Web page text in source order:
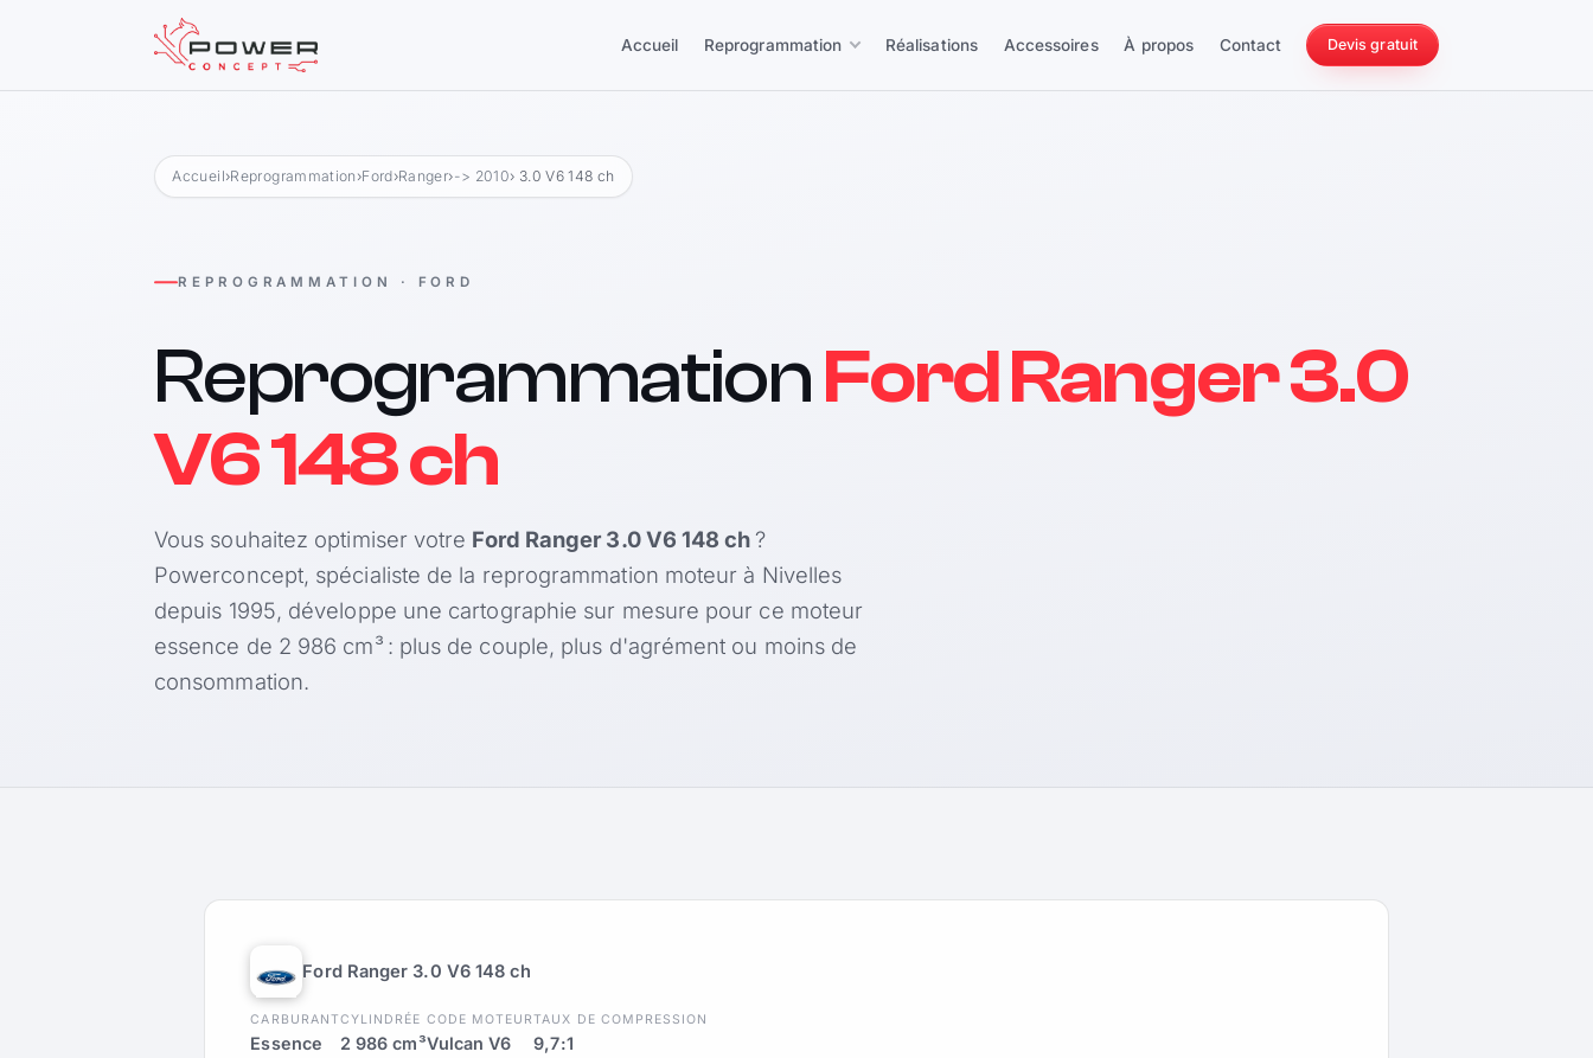
Accueil Reprogrammation Réalisations Accessoires À propos Contact Devis gratuit
228 Nm
Accueil›Reprogrammation ›Ford›Ranger›-> 2010› 3.0 V6 148 ch
REPROGRAMMATION · FORD
ReprogrammationFord Ranger 3.0
V6 148 ch
Vous souhaitez optimiser votre Ford Ranger 3.0 V6 148 ch ?
Powerconcept, spécialiste de la reprogrammation moteur à Nivelles
depuis 1995, développe une cartographie sur mesure pour ce moteur
essence de 2 986 cm³ : plus de couple, plus d'agrément ou moins de
consommation.
Ford Ranger 3.0 V6 148 ch
CARBURANT
Essence
CYLINDRÉE
2 986 cm³
CODE MOTEUR
Vulcan V6
TAUX DE COMPRESSION
9,7:1